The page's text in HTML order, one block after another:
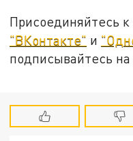
Присоединяйтесь
"ВКонтакте" и
подписывайтесь